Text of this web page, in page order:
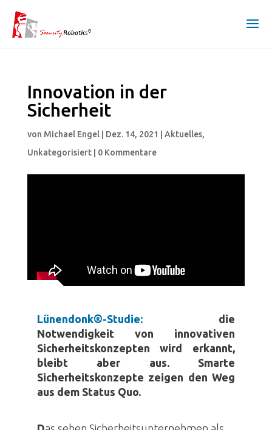
Innovation in der
Sicherheit
von Michael Engel| Dez. 14, 2021 Aktuelles,
Unkategorisiert| 0 Kommentare
Lünendonk®-Studie:
die
Notwendigkeit von innovativen
Sicherheitskonzepten wird erkannt,
bleibt aber aus. Smarte
Sicherheitskonzepte zeigen den Weg
aus dem Status Quo.